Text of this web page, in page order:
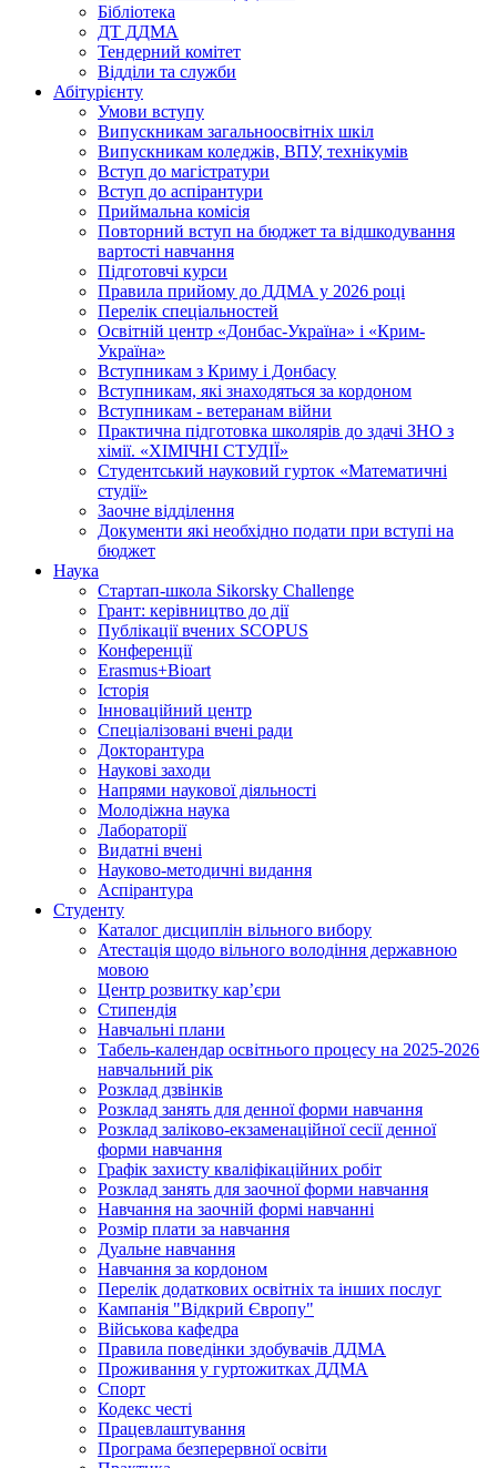
Бібліотека
ДТ ДДМА
Тендерний комітет
Відділи та служби
Абітурієнту
Умови вступу
Випускникам загальноосвітніх шкіл
Випускникам коледжів, ВПУ, технікумів
Вступ до магістратури
Вступ до аспірантури
Приймальна комісія
Повторний вступ на бюджет та відшкодування
вартості навчання
Підготовчі курси
Правила прийому до ДДМА у 2026 році
Перелік спеціальностей
Освітній центр «Донбас-Україна» і «Крим-
Україна»
Вступникам з Криму і Донбасу
Вступникам, які знаходяться за кордоном
Вступникам - ветеранам війни
Практична підготовка школярів до здачі ЗНО з
хімії. «ХІМІЧНІ СТУДІЇ»
Студентський науковий гурток «Математичні
студії»
Заочне відділення
Документи які необхідно подати при вступі на
бюджет
Наука
Стартап-школа Sikorsky Challenge
Грант: керівництво до дії
Публікації вчених SCOPUS
Конференції
Erasmus+Bioart
Історія
Інноваційний центр
Спеціалізовані вчені ради
Докторантура
Наукові заходи
Напрями наукової діяльності
Молодіжна наука
Лабораторії
Видатні вчені
Науково-методичні видання
Аспірантура
Студенту
Каталог дисциплін вільного вибору
Атестація щодо вільного володіння державною
мовою
Центр розвитку кар’єри
Стипендія
Навчальні плани
Табель-календар освітнього процесу на 2025-2026
навчальний рік
Розклад дзвінків
Розклад занять для денної форми навчання
Розклад заліково-екзаменаційної сесії денної
форми навчання
Графік захисту кваліфікаційних робіт
Розклад занять для заочної форми навчання
Навчання на заочній формі навчанні
Розмір плати за навчання
Дуальне навчання
Навчання за кордоном
Перелік додаткових освітніх та інших послуг
Кампанія "Відкрий Європу"
Військова кафедра
Правила поведінки здобувачів ДДМА
Проживання у гуртожитках ДДМА
Спорт
Кодекс честі
Працевлаштування
Програма безперервної освіти